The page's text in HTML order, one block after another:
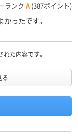
ランク A (387ポイント)
ったです。
れた内容です。
る